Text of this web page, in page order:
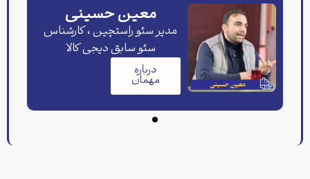
معین حسینی
مدیر سئو راستچین ، کارشناس
سئو سابق دیجی کالا
درباره
مهمان